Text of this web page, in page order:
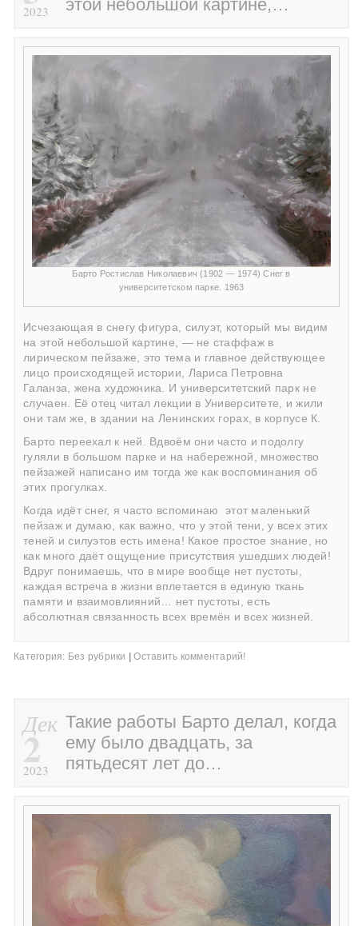
2023 этой небольшой картине,…
Барто Ростислав Николаевич (1902 — 1974) Снег в
университетском парке. 1963
Исчезающая в снегу фигура, силуэт, который мы видим
на этой небольшой картине, — не стаффаж в
лирическом пейзаже, это тема и главное действующее
лицо происходящей истории, Лариса Петровна
Галанза, жена художника. И университетский парк не
случаен. Её отец читал лекции в Университете, и жили
они там же, в здании на Ленинских горах, в корпусе К.
Барто переехал к ней. Вдвоём они часто и подолгу
гуляли в большом парке и на набережной, множество
пейзажей написано им тогда же как воспоминания об
этих прогулках.
Когда идёт снег, я часто вспоминаю
этот маленький
пейзаж и думаю, как важно, что у этой тени, у всех этих
теней и силуэтов есть имена! Какое простое знание, но
как много даёт ощущение присутствия ушедших людей!
Вдруг понимаешь, что в мире вообще нет пустоты,
каждая встреча в жизни вплетается в единую ткань
памяти и взаимовлияний… нет пустоты, есть
абсолютная связанность всех времён и всех жизней.
Категория: Без рубрики Оставить комментарий!
Дек
2
2023
Такие работы Барто делал, когда
ему было двадцать, за
пятьдесят лет до…